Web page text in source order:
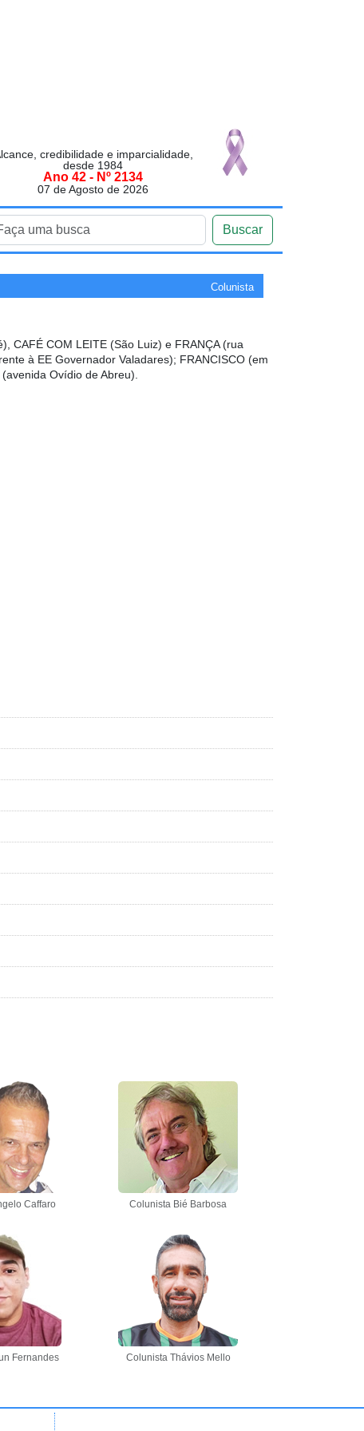
credibilidade e imparcialidade,
desde 1984
Ano 42 - Nº 2134
07 de Agosto de 2026
Buscar
Colunista
CAFÉ COM LEITE (São Luiz) e FRANÇA (rua
à EE Governador Valadares); FRANCISCO (em
Ovídio de Abreu).
Caffaro Colunista Bié Barbosa
Fernandes Colunista Thávios Mello